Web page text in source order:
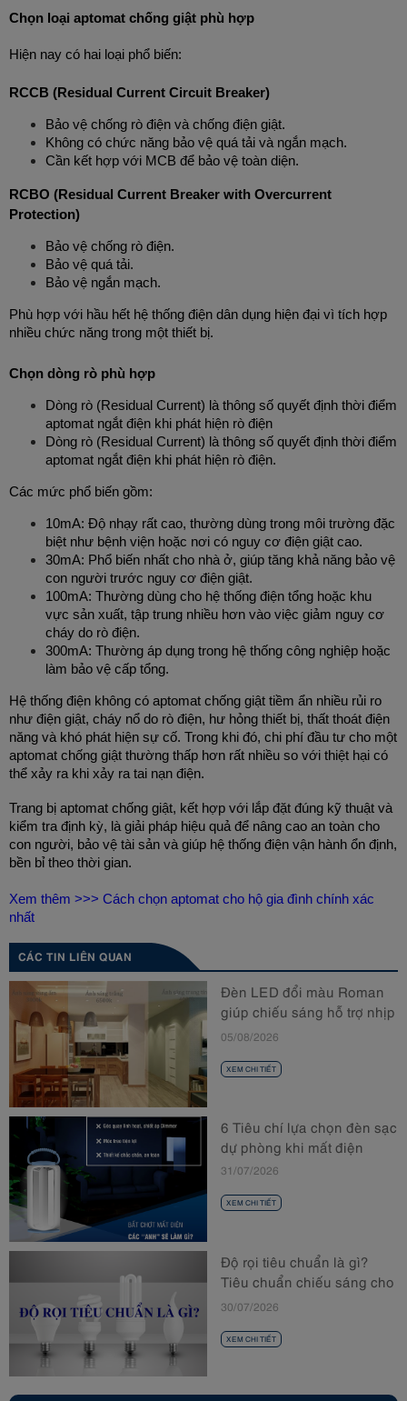
Chọn loại aptomat chống giật phù hợp
Hiện nay có hai loại phổ biến:
RCCB (Residual Current Circuit Breaker)
Bảo vệ chống rò điện và chống điện giật.
Không có chức năng bảo vệ quá tải và ngắn mạch.
Cần kết hợp với MCB để bảo vệ toàn diện.
RCBO (Residual Current Breaker with Overcurrent
Protection)
Bảo vệ chống rò điện.
Bảo vệ quá tải.
Bảo vệ ngắn mạch.
Phù hợp với hầu hết hệ thống điện dân dụng hiện đại vì tích hợp
nhiều chức năng trong một thiết bị.
Chọn dòng rò phù hợp
Dòng rò (Residual Current) là thông số quyết định thời điểm
aptomat ngắt điện khi phát hiện rò điện
Dòng rò (Residual Current) là thông số quyết định thời điểm
aptomat ngắt điện khi phát hiện rò điện.
Các mức phổ biến gồm:
10mA: Độ nhạy rất cao, thường dùng trong môi trường đặc
biệt như bệnh viện hoặc nơi có nguy cơ điện giật cao.
30mA: Phổ biến nhất cho nhà ở, giúp tăng khả năng bảo vệ
con người trước nguy cơ điện giật.
100mA: Thường dùng cho hệ thống điện tổng hoặc khu
vực sản xuất, tập trung nhiều hơn vào việc giảm nguy cơ
cháy do rò điện.
300mA: Thường áp dụng trong hệ thống công nghiệp hoặc
làm bảo vệ cấp tổng.
Hệ thống điện không có aptomat chống giật tiềm ẩn nhiều rủi ro
như điện giật, cháy nổ do rò điện, hư hỏng thiết bị, thất thoát điện
năng và khó phát hiện sự cố. Trong khi đó, chi phí đầu tư cho một
aptomat chống giật thường thấp hơn rất nhiều so với thiệt hại có
thể xảy ra khi xảy ra tai nạn điện.
Trang bị aptomat chống giật, kết hợp với lắp đặt đúng kỹ thuật và
kiểm tra định kỳ, là giải pháp hiệu quả để nâng cao an toàn cho
con người, bảo vệ tài sản và giúp hệ thống điện vận hành ổn định,
bền bỉ theo thời gian.
Xem thêm >>> Cách chọn aptomat cho hộ gia đình chính xác
nhất
CÁC TIN LIÊN QUAN
Đèn LED đổi màu Roman
giúp chiếu sáng hỗ trợ nhịp
sinh học
05/08/2026
XEM CHI TIẾT
6 Tiêu chí lựa chọn đèn sạc
dự phòng khi mất điện
31/07/2026
XEM CHI TIẾT
Độ rọi tiêu chuẩn là gì?
Tiêu chuẩn chiếu sáng cho
từng không gian
30/07/2026
XEM CHI TIẾT